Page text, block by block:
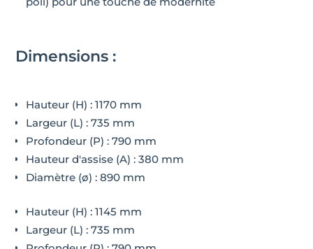
Dimensions :
Hauteur (H) : 1170 mm
Largeur (L) : 735 mm
Profondeur (P) : 790 mm
Hauteur d'assise (A) : 380 mm
Diamètre (ø) : 890 mm
Hauteur (H) : 1145 mm
Largeur (L) : 735 mm